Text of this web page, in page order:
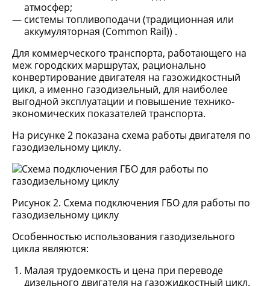
атмосфер;
системы топливоподачи (традиционная или
аккумуляторная (Common Rail)) .
Для коммерческого транспорта, работающего на
меж городских маршрутах, рационально
конвертирование двигателя на газожидкостный
цикл, а именно газодизельный, для наиболее
выгодной эксплуатации и повышение технико-
экономических показателей транспорта.
На рисунке 2 показана схема работы двигателя по
газодизельному циклу.
Рисунок 2. Схема подключения ГБО для работы по
газодизельному циклу
Особенностью использования газодизельного
цикла являются:
Малая трудоемкость и цена при переводе
дизельного двигателя на газожидкостный цикл.